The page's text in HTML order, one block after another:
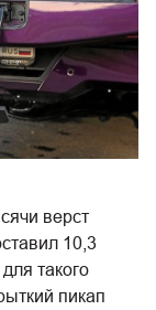
верст
10,3
такого
пикап